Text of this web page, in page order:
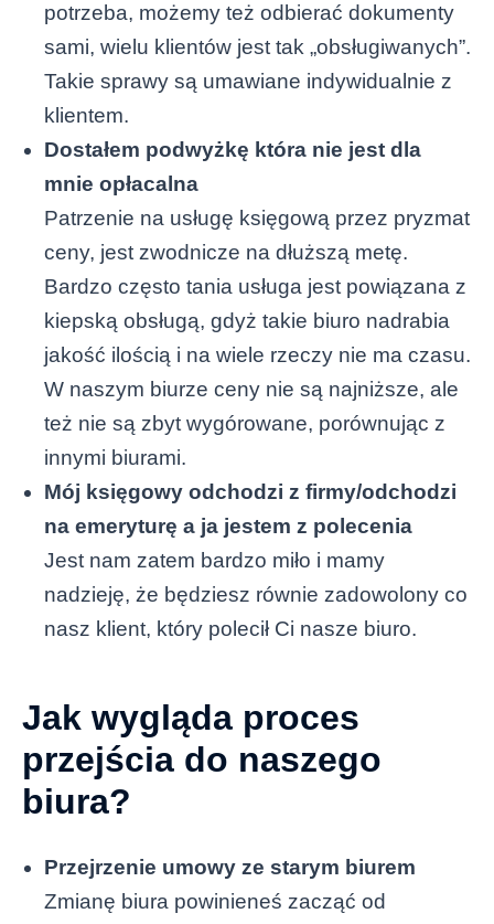
potrzeba, możemy też odbierać dokumenty
sami, wielu klientów jest tak „obsługiwanych”.
Takie sprawy są umawiane indywidualnie z
klientem.
Dostałem podwyżkę która nie jest dla
mnie opłacalna
Patrzenie na usługę księgową przez pryzmat
ceny, jest zwodnicze na dłuższą metę.
Bardzo często tania usługa jest powiązana z
kiepską obsługą, gdyż takie biuro nadrabia
jakość ilością i na wiele rzeczy nie ma czasu.
W naszym biurze ceny nie są najniższe, ale
też nie są zbyt wygórowane, porównując z
innymi biurami.
Mój księgowy odchodzi z firmy/odchodzi
na emeryturę a ja jestem z polecenia
Jest nam zatem bardzo miło i mamy
nadzieję, że będziesz równie zadowolony co
nasz klient, który polecił Ci nasze biuro.
Jak wygląda proces
przejścia do naszego
biura?
Przejrzenie umowy ze starym biurem
Zmianę biura powinieneś zacząć od